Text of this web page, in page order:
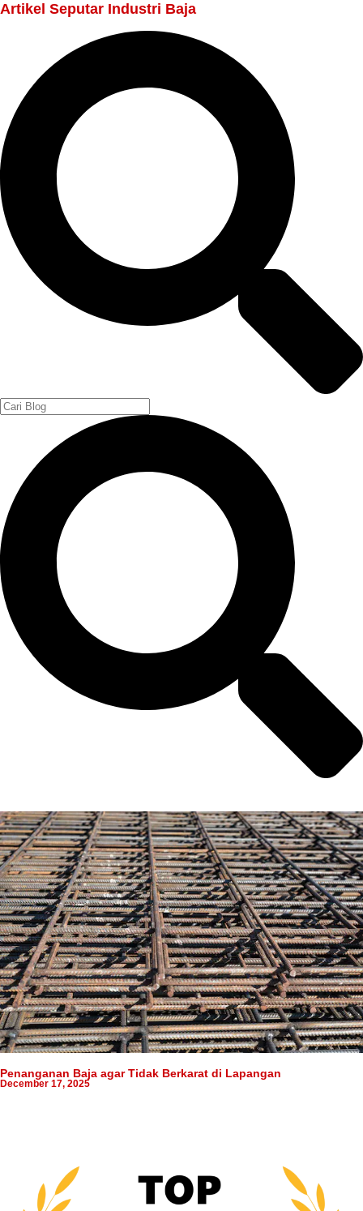
Artikel Seputar Industri Baja
Penanganan Baja agar Tidak Berkarat di Lapangan
December 17, 2025